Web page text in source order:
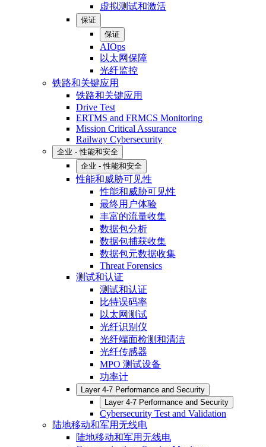
虚拟测试和激活
保证
保证
AIOps
以太网保障
光纤监控
铁路和关键应用
铁路和关键应用
Drive Test
ERTMS and FRMCS Monitoring
Mission Critical Assurance
Railway Cybersecurity
企业 - 性能和安全
企业 - 性能和安全
性能和威胁可见性
性能和威胁可见性
最终用户体验
丰富的流量收集
数据包分析
数据包捕获收集
数据包元数据收集
Threat Forensics
测试和认证
测试和认证
比特误码率
以太网测试
光纤识别仪
光纤端面检测和清洁
光纤传感器
MPO 测试设备
功率计
Layer 4-7 Performance and Security
Layer 4-7 Performance and Security
Cybersecurity Test and Validation
陆地移动和军用无线电
陆地移动和军用无线电